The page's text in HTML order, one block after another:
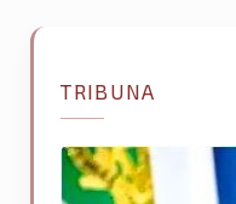
TRIBUNA